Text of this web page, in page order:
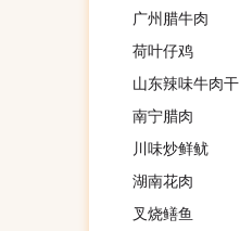
广州腊牛肉
荷叶仔鸡
山东辣味牛肉干
南宁腊肉
川味炒鲜鱿
湖南花肉
叉烧鳝鱼